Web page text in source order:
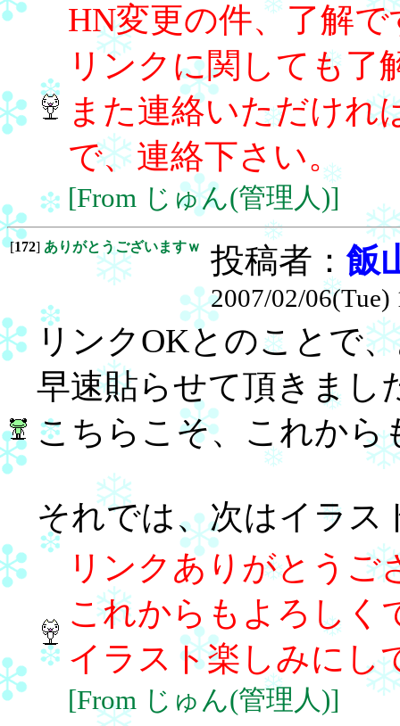
HN変更の件、了解で
リンクに関しても了
また連絡いただけれ
で、連絡下さい。
[From じゅん(管理人)]
[172] ありがとうございますｗ 投稿者： 飯
2007/02/06(Tue)
リンクOKとのことで
早速貼らせて頂きま
こちらこそ、これか
それでは、次はイラス
リンクありがとうご
これからもよろしく
イラスト楽しみにし
[From じゅん(管理人)]